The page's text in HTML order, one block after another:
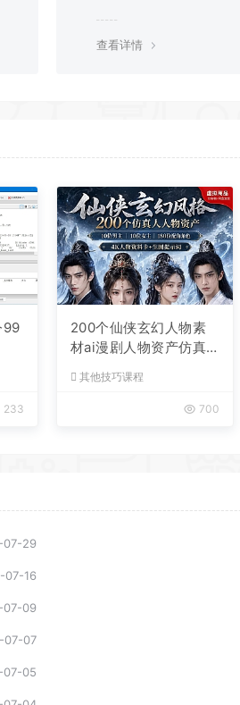
查看详情
99
233
200个仙侠玄幻人物素
材ai漫剧人物资产仿真
其他技巧课程
700
07-29
07-16
07-09
07-07
05